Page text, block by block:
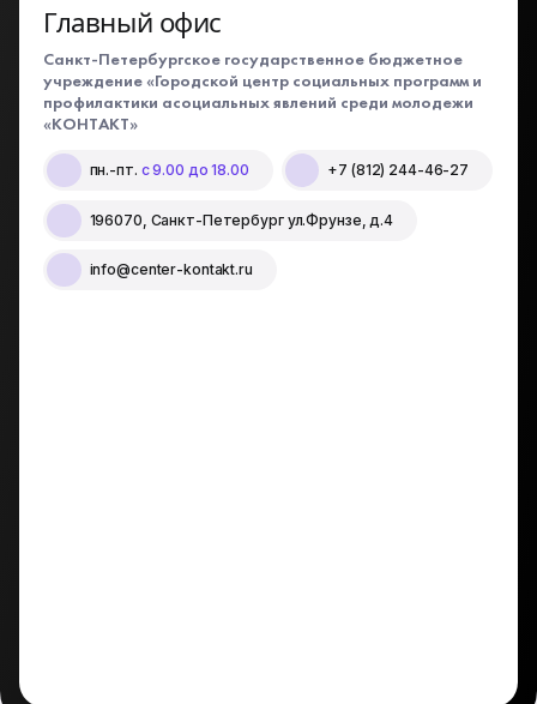
Главный офис
Санкт-Петербургское государственное бюджетное
учреждение «Городской центр социальных программ и
профилактики асоциальных явлений среди молодежи
«КОНТАКТ»
пн.-пт. с 9.00 до 18.00 +7 (812) 244-46-27
196070, Санкт-Петербург ул.Фрунзе, д.4
info@center-kontakt.ru